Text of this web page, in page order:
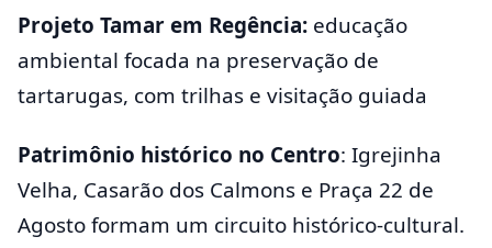
Projeto Tamar em Regência: educação
ambiental focada na preservação de
tartarugas, com trilhas e visitação guiada
Patrimônio histórico no Centro: Igrejinha
Velha, Casarão dos Calmons e Praça 22 de
Agosto formam um circuito histórico-cultural.